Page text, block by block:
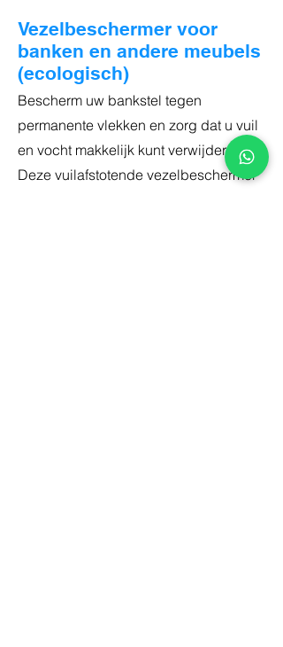
Vezelbeschermer voor
banken en andere meubels
(ecologisch)
Bescherm uw bankstel tegen
permanente vlekken en zorg dat u vuil
en vocht makkelijk kunt verwijderen.
Deze vuilafstotende vezelbeschermer